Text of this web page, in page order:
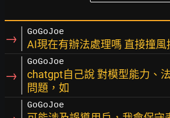
→ GoGoJoe
AI現在有辦法處理嗎 直接撞
→
GoGoJoe
chatgpt自己說 對模型能力、
問題，如
GoGoJoe